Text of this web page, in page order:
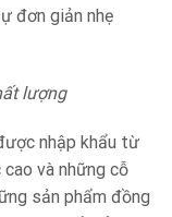
đơn giản nhẹ
lượng
nhập khẩu từ
và những cỗ
sản phẩm đồng